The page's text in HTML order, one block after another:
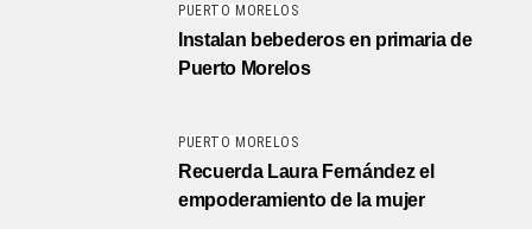
PUERTO MORELOS
Instalan bebederos en primaria de
Puerto Morelos
PUERTO MORELOS
Recuerda Laura Fernández el
empoderamiento de la mujer